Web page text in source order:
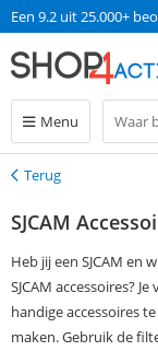
Een 9.2 uit 25.000+
Menu
Terug
Terug
SJCAM
Heb jij een SJCAM
SJCAM accessoires?
handige accessoires
maken. Gebruik de